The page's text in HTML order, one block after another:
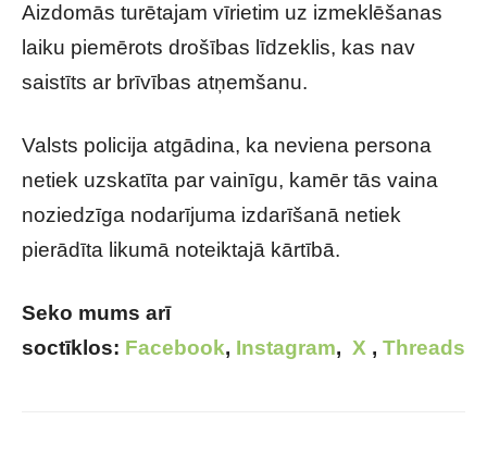
Aizdomās turētajam vīrietim uz izmeklēšanas
laiku piemērots drošības līdzeklis, kas nav
saistīts ar brīvības atņemšanu.
Valsts policija atgādina, ka neviena persona
netiek uzskatīta par vainīgu, kamēr tās vaina
noziedzīga nodarījuma izdarīšanā netiek
pierādīta likumā noteiktajā kārtībā.
Seko mums arī
soctīklos: Facebook, Instagram, X , Threads